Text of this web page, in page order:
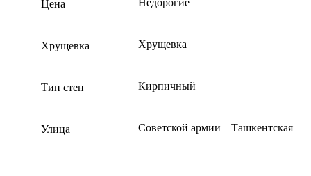
Цена
Хрущевка Хрущевка
Тип стен Кирпичный
Улица Советской армии Ташкентская